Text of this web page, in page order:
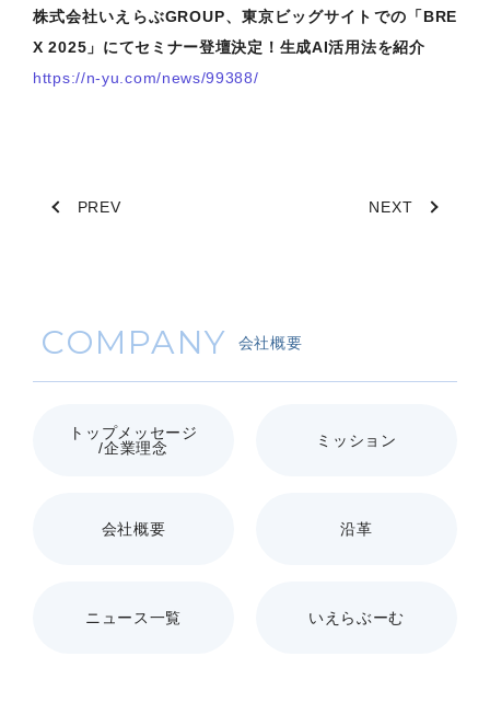
株式会社いえらぶGROUP、東京ビッグサイトでの「BRE
X 2025」にてセミナー登壇決定！生成AI活用法を紹介
https://n-yu.com/news/99388/
PREV NEXT
COMPANY 会社概要
トップメッセージ
/企業理念
ミッション
会社概要 沿革
ニュース一覧 いえらぶーむ